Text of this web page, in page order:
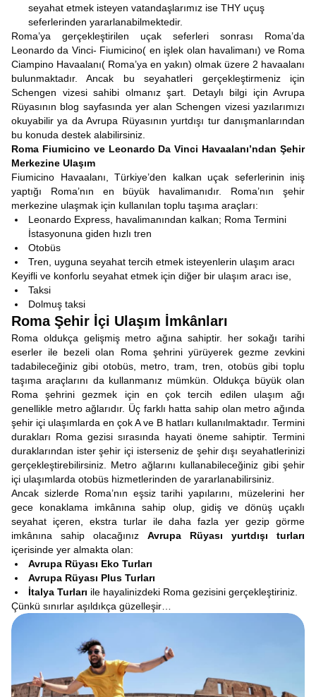
seyahat etmek isteyen vatandaşlarımız ise THY uçuş
seferlerinden yararlanabilmektedir.
Roma’ya gerçekleştirilen uçak seferleri sonrası Roma’da
Leonardo da Vinci- Fiumicino( en işlek olan havalimanı) ve Roma
Ciampino Havaalanı( Roma’ya en yakın) olmak üzere 2 havaalanı
bulunmaktadır. Ancak bu seyahatleri gerçekleştirmeniz için
Schengen vizesi sahibi olmanız şart. Detaylı bilgi için Avrupa
Rüyasının blog sayfasında yer alan Schengen vizesi yazılarımızı
okuyabilir ya da Avrupa Rüyasının yurtdışı tur danışmanlarından
bu konuda destek alabilirsiniz.
Roma Fiumicino ve Leonardo Da Vinci Havaalanı’ndan Şehir
Merkezine Ulaşım
Fiumicino Havaalanı, Türkiye’den kalkan uçak seferlerinin iniş
yaptığı Roma’nın en büyük havalimanıdır. Roma’nın şehir
merkezine ulaşmak için kullanılan toplu taşıma araçları:
Leonardo Express, havalimanından kalkan; Roma Termini
İstasyonuna giden hızlı tren
Otobüs
Tren, uyguna seyahat tercih etmek isteyenlerin ulaşım aracı
Keyifli ve konforlu seyahat etmek için diğer bir ulaşım aracı ise,
Taksi
Dolmuş taksi
Roma Şehir İçi Ulaşım İmkânları
Roma oldukça gelişmiş metro ağına sahiptir. her sokağı tarihi
eserler ile bezeli olan Roma şehrini yürüyerek gezme zevkini
tadabileceğiniz gibi otobüs, metro, tram, tren, otobüs gibi toplu
taşıma araçlarını da kullanmanız mümkün. Oldukça büyük olan
Roma şehrini gezmek için en çok tercih edilen ulaşım ağı
genellikle metro ağlarıdır. Üç farklı hatta sahip olan metro ağında
şehir içi ulaşımlarda en çok A ve B hatları kullanılmaktadır. Termini
durakları Roma gezisi sırasında hayati öneme sahiptir. Termini
duraklarından ister şehir içi isterseniz de şehir dışı seyahatlerinizi
gerçekleştirebilirsiniz. Metro ağlarını kullanabileceğiniz gibi şehir
içi ulaşımlarda otobüs hizmetlerinden de yararlanabilirsiniz.
Ancak sizlerde Roma’nın eşsiz tarihi yapılarını, müzelerini her
gece konaklama imkânına sahip olup, gidiş ve dönüş uçaklı
seyahat içeren, ekstra turlar ile daha fazla yer gezip görme
imkânına sahip olacağınız Avrupa Rüyası yurtdışı turları
içerisinde yer almakta olan:
Avrupa Rüyası Eko Turları
Avrupa Rüyası Plus Turları
İtalya Turları ile hayalinizdeki Roma gezisini gerçekleştiriniz.
Çünkü sınırlar aşıldıkça güzelleşir…